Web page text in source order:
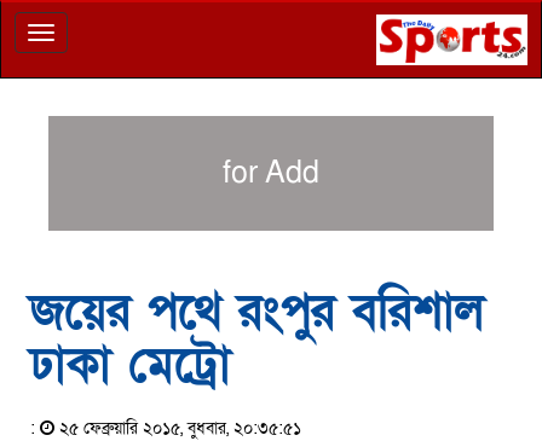
Toggle
navigation
for Add
জয়ের পথে রংপুর বরিশাল
ঢাকা মেট্রো
: ২৫ ফেব্রুয়ারি ২০১৫, বুধবার, ২০:৩৫:৫১